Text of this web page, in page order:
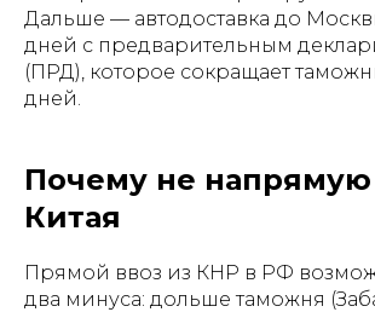
Дальше — автодоставка до Москвы
дней с предварительным
(ПРД), которое сокращает
дней.
Почему не напрямую
Китая
Прямой ввоз из КНР в РФ
два минуса: дольше таможня